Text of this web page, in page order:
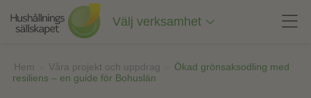
innehåll
Välj verksamhet
Hem Våra projekt och uppdrag
Ökad grönsaksodling med
resiliens – en guide för Bohuslän